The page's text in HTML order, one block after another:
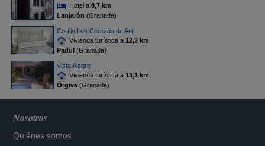
Hotel a 8,7 km
Lanjarón (Granada)
Cortijo Los Cerezos de Ani
Vivienda turística a 12,3 km
Padul(Granada)
Vista Alegre
Vivienda turística a 13,1 km
Órgiva(Granada)
Nosotros
Quiénes somos